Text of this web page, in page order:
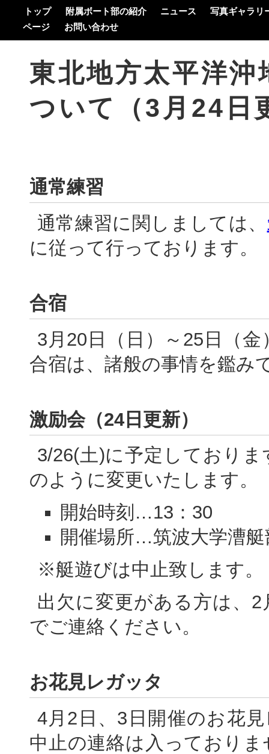
トップ 附属ボート部の紹介 ニュース
写真ギャラリ
ページ
お問い合わせ
東北地方太平洋沖地震への対応に
ついて（3月24日
通常練習
通常練習に関しましては、
に従って行っております。
合宿
3月20日（日）～25日（
合宿は、諸般の事情を鑑み
激励会（24日更新）
3/26(土)に予定しており
のように変更いたします。
開始時刻…13：30
開催場所…筑波大学漕
※艇遊びは中止致します。
出欠に変更がある方は、
でご連絡ください。
お花見レガッタ
4月2日、3日開催のお花
中止の連絡は入っておりま